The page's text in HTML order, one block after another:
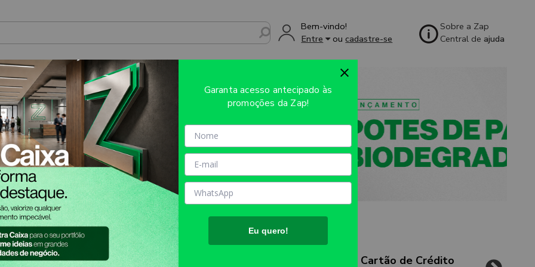
Bem-vindo!
Entre
oucadastre-se
Sobre a Zap
Central deajuda
Atendimento Cartão de Crédito
Garanta acesso antecipado às
promoções da Zap!
Eu quero!